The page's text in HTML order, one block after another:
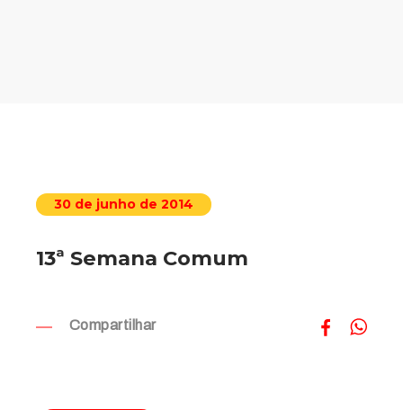
30 de junho de 2014
13ª Semana Comum
Compartilhar